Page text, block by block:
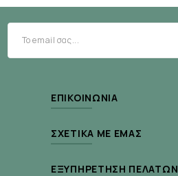
ΕΠΙΚΟΙΝΩΝΊΑ
ΣΧΕΤΙΚΆ ΜΕ ΕΜΆΣ
ΕΞΥΠΗΡΈΤΗΣΗ ΠΕΛΑΤΏΝ